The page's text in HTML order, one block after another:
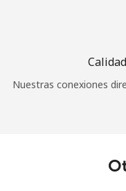
Nuestras conexiones